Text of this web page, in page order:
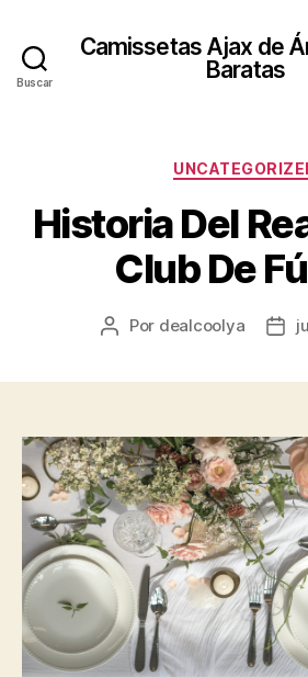
Buscar
Camissetas Ajax de
Baratas
Historia Del
Club De
Autor
Por dealcoolya